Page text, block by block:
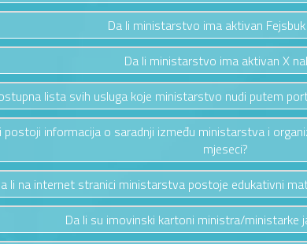
Da li ministarstvo ima aktivan
Da li ministarstvo ima aktivan X
lista svih usluga koje ministarstvo nudi putem
postoji informacija o saradnji između ministarstva i
mjeseci?
li na internet stranici ministarstva postoje edukativni
Da li su imovinski kartoni ministra/ministarke